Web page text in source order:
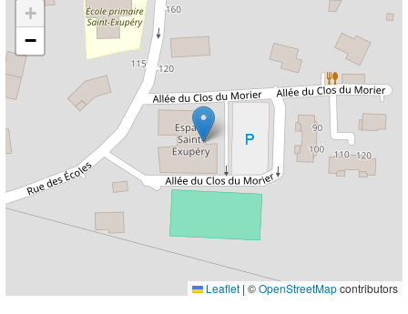
+
−
Leaflet | ©OpenStreetMapcontributors